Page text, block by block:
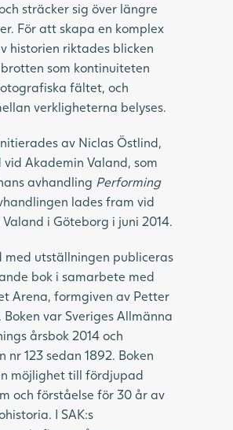
sträcker sig över längre
För att skapa en komplex
historien riktades blicken
som kontinuiteten
fältet, och
verkligheterna belyses.
av Niclas Östlind,
Akademin Valand, som
avhandling Performing
lades fram vid
i Göteborg i juni 2014.
med utställningen publiceras
bok i samarbete med
Arena, formgiven av Petter
Boken var Sveriges Allmänna
årsbok 2014 och
nr 123 sedan 1892. Boken
möjlighet till fördjupad
och förståelse för 30 år av
I SAK:s